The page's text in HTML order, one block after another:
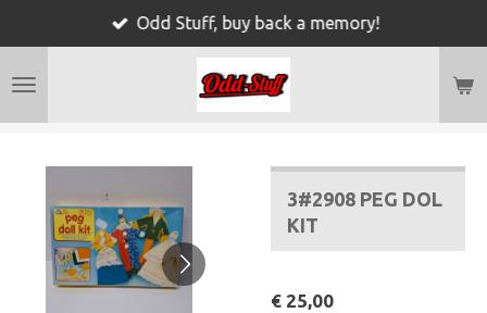
naar
Odd Stuff, buy back a memory!
3#2908 PEG DOL
KIT
€ 25,00